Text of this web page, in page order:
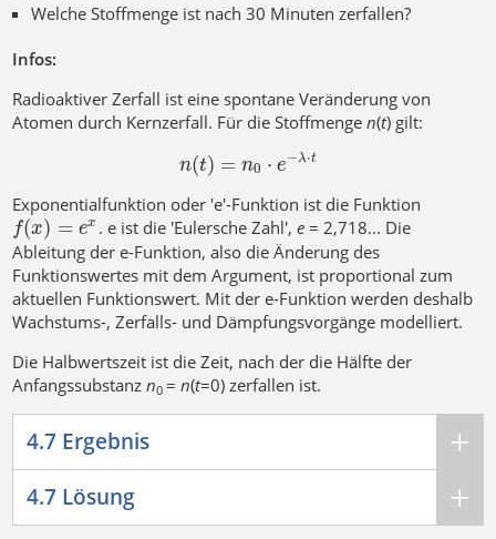
Welche Stoffmenge ist nach 30 Minuten zerfallen?
Infos:
Radioaktiver Zerfall ist eine spontane Veränderung von
Atomen durch Kernzerfall. Für die Stoffmengen(t) gilt:
n(t) = n0 ⋅ e−λ⋅t
Exponentialfunktion oder 'e'-Funktion ist die Funktion
f(x) = ex . e ist die 'Eulersche Zahl', e= 2,718... Die
Ableitung der e-Funktion, also die Änderung des
Funktionswertes mit dem Argument, ist proportional zum
aktuellen Funktionswert. Mit der e-Funktion werden deshalb
Wachstums-, Zerfalls- und Dämpfungsvorgänge modelliert.
Die Halbwertszeit ist die Zeit, nach der die Hälfte der
Anfangssubstanzn0=n(t=0) zerfallen ist.
4.7 Ergebnis
4.7 Lösung